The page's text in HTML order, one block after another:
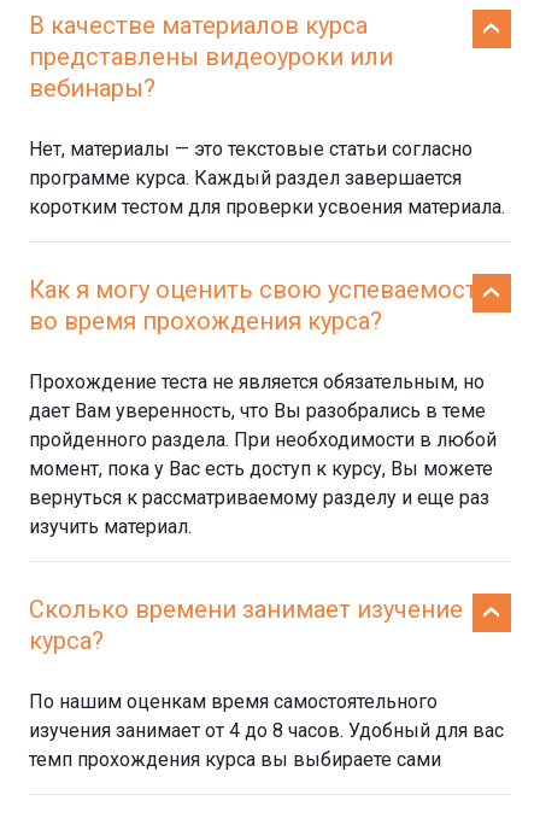
В качестве материалов курса
представлены видеоуроки или
вебинары?
Нет, материалы — это текстовые статьи согласно
программе курса. Каждый раздел завершается
коротким тестом для проверки усвоения материала.
Как я могу оценить свою успеваемость
во время прохождения курса?
Прохождение теста не является обязательным, но
дает Вам уверенность, что Вы разобрались в теме
пройденного раздела. При необходимости в любой
момент, пока у Вас есть доступ к курсу, Вы можете
вернуться к рассматриваемому разделу и еще раз
изучить материал.
Сколько времени занимает изучение
курса?
По нашим оценкам время самостоятельного
изучения занимает от 4 до 8 часов. Удобный для вас
темп прохождения курса вы выбираете сами